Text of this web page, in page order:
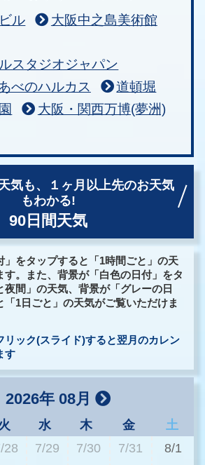
ル
大阪中之島美術館
スタジオジャパン
べのハルカス
道頓堀
大阪・関西万博(夢洲)
気も、
１ヶ月以上先のお天気
もわかる!
90日間天気
」をタップすると「1時間ごと」の天
す。また、背景が「白色の日付」をタ
夜間」の天気、背景が「グレーの日
「1日ごと」の天気がご覧いただけま
リック(スライド)すると翌月のカレン
す
2026年 08月
火 水 木 金
土
28 7/29 7/30 7/31 8/1